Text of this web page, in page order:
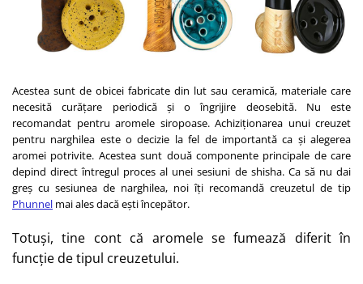
Acestea sunt de obicei fabricate din lut sau ceramică, materiale care
necesită curățare periodică și o îngrijire deosebită. Nu este
recomandat pentru aromele siropoase. Achiziționarea unui creuzet
pentru narghilea este o decizie la fel de importantă ca și alegerea
aromei potrivite. Acestea sunt două componente principale de care
depind direct întregul proces al unei sesiuni de shisha. Ca să nu dai
greș cu sesiunea de narghilea, noi îți recomandă creuzetul de tip
Phunnel mai ales dacă ești începător.
Totuși, tine cont că aromele se fumează diferit în
funcție de tipul creuzetului.